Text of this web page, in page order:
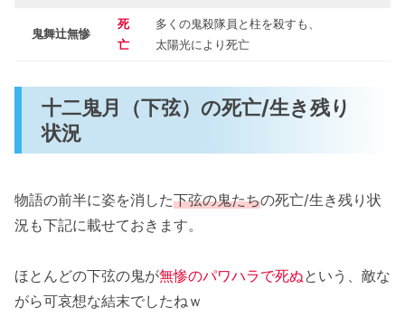
鬼舞辻無惨
死
亡
多くの鬼殺隊員と柱を殺すも、
太陽光により死亡
十二鬼月（下弦）の死亡/生き残り
状況
物語の前半に姿を消した下弦の鬼たちの死亡/生き残り状
況も下記に載せておきます。
ほとんどの下弦の鬼が無惨のパワハラで死ぬという、敵な
がら可哀想な結末でしたねｗ